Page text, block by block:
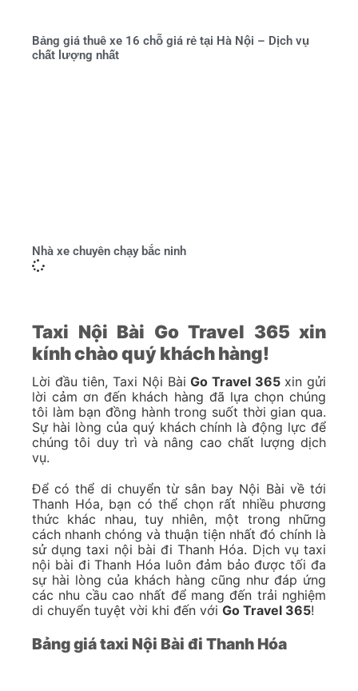
Bảng giá thuê xe 16 chỗ giá rẻ tại Hà Nội – Dịch vụ
chất lượng nhất
Nhà xe chuyên chạy bắc ninh
Taxi Nội Bài Go Travel 365 xin
kính chào quý khách hàng!
Lời đầu tiên, Taxi Nội BàiGo Travel 365 xin gửi
lời cảm ơn đến khách hàng đã lựa chọn chúng
tôi làm bạn đồng hành trong suốt thời gian qua.
Sự hài lòng của quý khách chính là động lực để
chúng tôi duy trì và nâng cao chất lượng dịch
vụ.
Để có thể di chuyển từ sân bay Nội Bài về tới
Thanh Hóa, bạn có thể chọn rất nhiều phương
thức khác nhau, tuy nhiên, một trong những
cách nhanh chóng và thuận tiện nhất đó chính là
sử dụng taxi nội bài đi Thanh Hóa. Dịch vụ taxi
nội bài đi Thanh Hóa luôn đảm bảo được tối đa
sự hài lòng của khách hàng cũng như đáp ứng
các nhu cầu cao nhất để mang đến trải nghiệm
di chuyển tuyệt vời khi đến với Go Travel 365!
Bảng giá taxi Nội Bài đi Thanh Hóa